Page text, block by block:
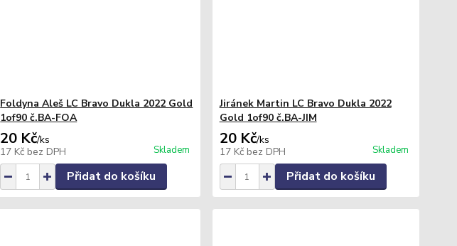
Foldyna Aleš LC Bravo Dukla 2022 Gold
1of90 č.BA-FOA
20 Kč/ks
17 Kč bez DPH Skladem
Přidat do košíku
Jiránek Martin LC Bravo Dukla 2022
Gold 1of90 č.BA-JIM
20 Kč/ks
17 Kč bez DPH Skladem
Přidat do košíku